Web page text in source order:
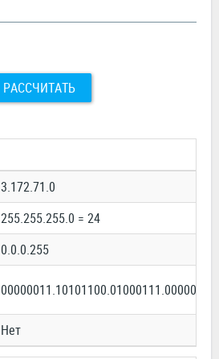
РАССЧИТАТЬ
3.172.71.0
255.255.255.0 = 24
0.0.0.255
00000011.10101100.01000111.00000000
Нет